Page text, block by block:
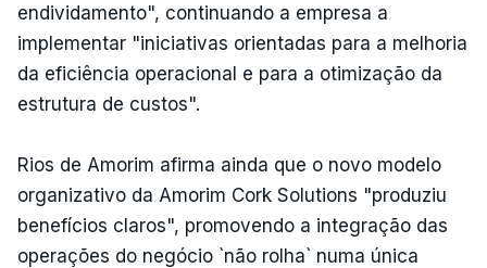
endividamento", continuando a empresa a
implementar "iniciativas orientadas para a melhoria
da eficiência operacional e para a otimização da
estrutura de custos".
Rios de Amorim afirma ainda que o novo modelo
organizativo da Amorim Cork Solutions "produziu
benefícios claros", promovendo a integração das
operações do negócio `não rolha` numa única